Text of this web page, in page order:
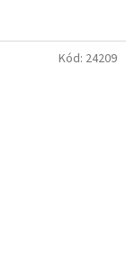
Kód: 24209